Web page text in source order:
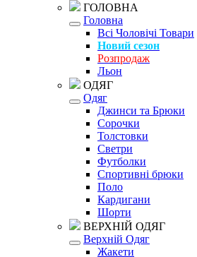
ГОЛОВНА
Головна
Всі Чоловічі Товари
Новий сезон
Розпродаж
Льон
ОДЯГ
Одяг
Джинси та Брюки
Сорочки
Толстовки
Светри
Футболки
Спортивні брюки
Поло
Кардигани
Шорти
ВЕРХНІЙ ОДЯГ
Верхній Одяг
Жакети